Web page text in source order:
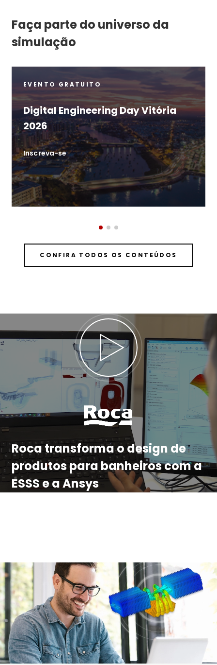
Faça parte do universo da
simulação
EVENTO GRATUITO
Digital Engineering Day Vitória
2026
Inscreva-se
CONFIRA TODOS OS CONTEÚDOS
Roca transforma o design de
produtos para banheiros com a
ESSS e a Ansys